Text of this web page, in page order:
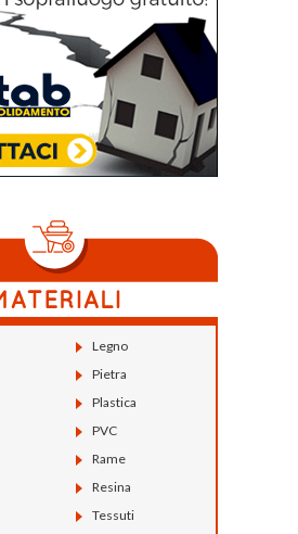
Legno
Pietra
Plastica
PVC
Rame
Resina
Tessuti